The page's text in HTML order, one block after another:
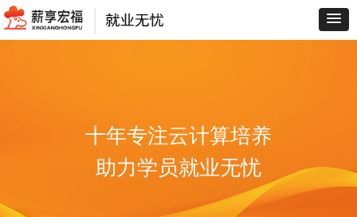
十年专注云计算培养
助力学员就业无忧